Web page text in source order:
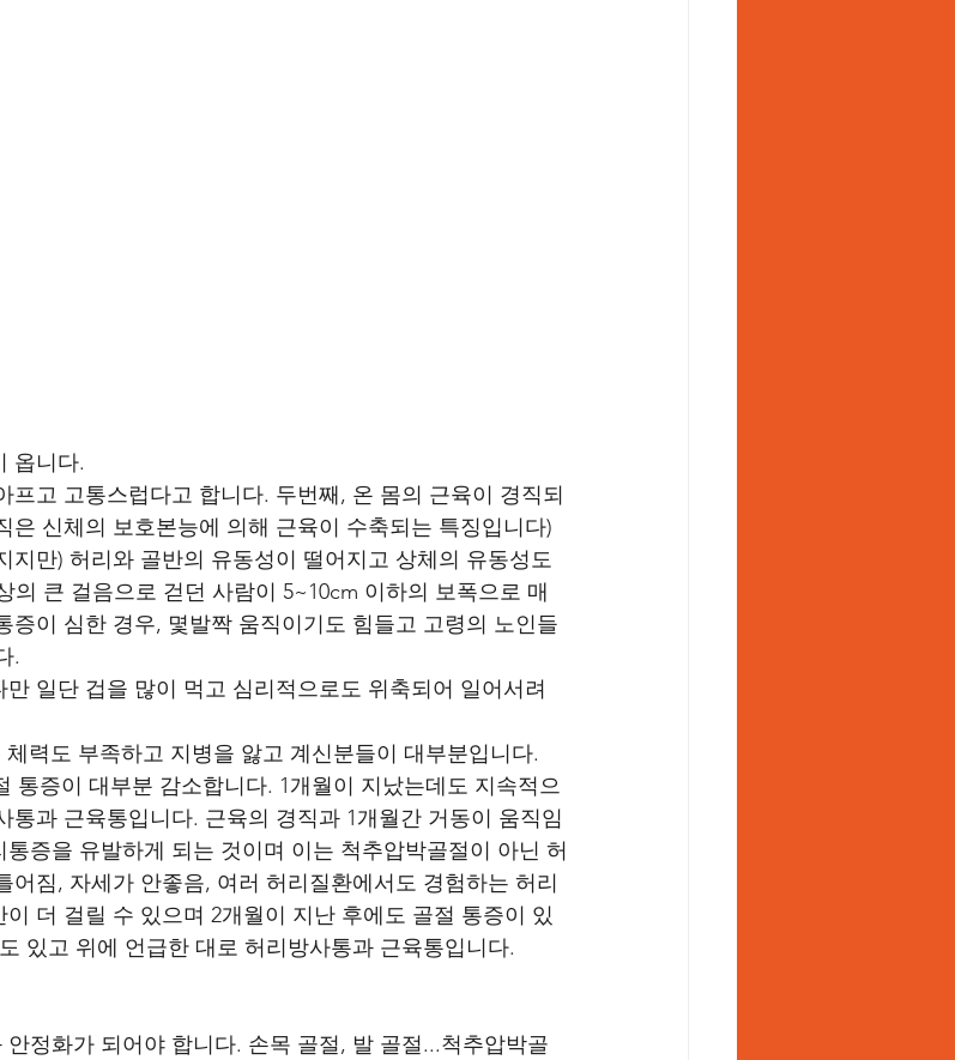
옵니다.
프고 고통스럽다고 합니다. 두번째, 온 몸의 근육이 경직되
은 신체의 보호본능에 의해 근육이 수축되는 특징입니다)
지만) 허리와 골반의 유동성이 떨어지고 상체의 유동성도
의 큰 걸음으로 걷던 사람이 5~10cm 이하의 보폭으로 매
증이 심한 경우, 몇발짝 움직이기도 힘들고 고령의 노인들
.
일단 겁을 많이 먹고 심리적으로도 위축되어 일어서려
력도 부족하고 지병을 앓고 계신분들이 대부분입니다.
통증이 대부분 감소합니다. 1개월이 지났는데도 지속적으
통과 근육통입니다. 근육의 경직과 1개월간 거동이 움직임
증을 유발하게 되는 것이며 이는 척추압박골절이 아닌 허
어짐, 자세가 안좋음, 여러 허리질환에서도 경험하는 허리
더 걸릴 수 있으며 2개월이 지난 후에도 골절 통증이 있
있고 위에 언급한 대로 허리방사통과 근육통입니다.
정화가 되어야 합니다. 손목 골절, 발 골절...척추압박골